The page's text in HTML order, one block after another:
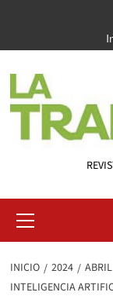
contenido
primario
INICIO 2024 ABRIL
INTELIGENCIA